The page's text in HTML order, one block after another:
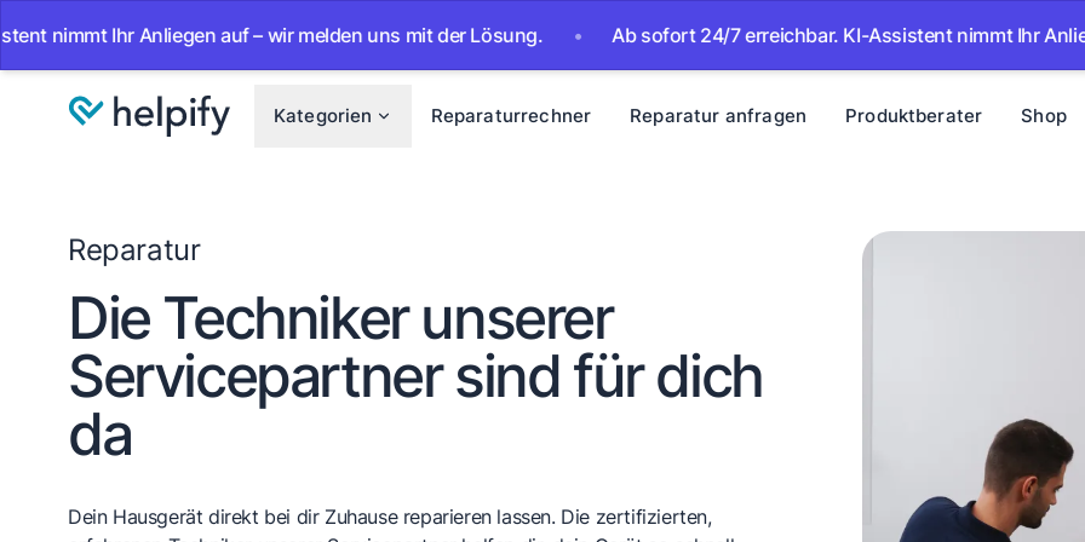
Ihr Anliegen auf – wir melden uns mit der Lösung. • Ab sofort 24/7 erreichbar. KI-Assistent nimmt Ihr Anliegen
Kategorien Reparaturrechner Reparatur anfragen Produktberater Shop
Reparatur
Die Techniker unserer
Servicepartner sind für dich
da
Dein Hausgerät direkt bei dir Zuhause reparieren lassen. Die zertifizierten,